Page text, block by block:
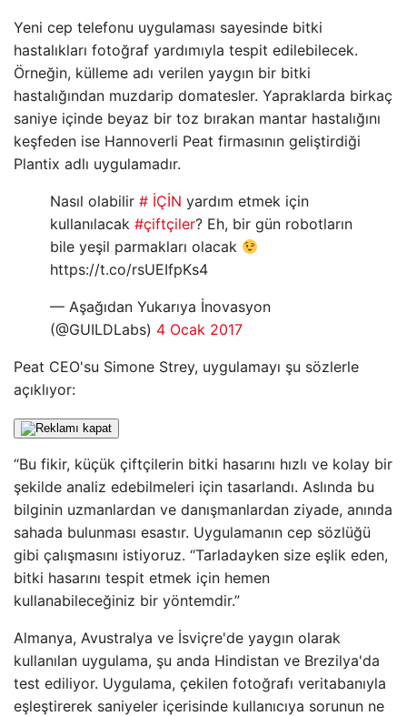
Yeni cep telefonu uygulaması sayesinde bitki
hastalıkları fotoğraf yardımıyla tespit edilebilecek.
Örneğin, külleme adı verilen yaygın bir bitki
hastalığından muzdarip domatesler. Yapraklarda birkaç
saniye içinde beyaz bir toz bırakan mantar hastalığını
keşfeden ise Hannoverli Peat firmasının geliştirdiği
Plantix adlı uygulamadır.
Nasıl olabilir # İÇİN yardım etmek için
kullanılacak #çiftçiler? Eh, bir gün robotların
bile yeşil parmakları olacak
https://t.co/rsUEIfpKs4
— Aşağıdan Yukarıya İnovasyon
(@GUILDLabs) 4 Ocak 2017
Peat CEO'su Simone Strey, uygulamayı şu sözlerle
açıklıyor:
“Bu fikir, küçük çiftçilerin bitki hasarını hızlı ve kolay bir
şekilde analiz edebilmeleri için tasarlandı. Aslında bu
bilginin uzmanlardan ve danışmanlardan ziyade, anında
sahada bulunması esastır. Uygulamanın cep sözlüğü
gibi çalışmasını istiyoruz. “Tarladayken size eşlik eden,
bitki hasarını tespit etmek için hemen
kullanabileceğiniz bir yöntemdir.”
Almanya, Avustralya ve İsviçre'de yaygın olarak
kullanılan uygulama, şu anda Hindistan ve Brezilya'da
test ediliyor. Uygulama, çekilen fotoğrafı veritabanıyla
eşleştirerek saniyeler içerisinde kullanıcıya sorunun ne